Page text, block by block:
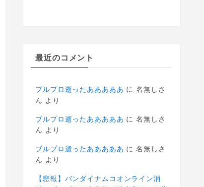
最近のコメント
ブルプロ逝ったあああああ に名無しさ
ん より
ブルプロ逝ったあああああ に名無しさ
ん より
ブルプロ逝ったあああああ に名無しさ
ん より
【悲報】バンダイナムコオンライン消